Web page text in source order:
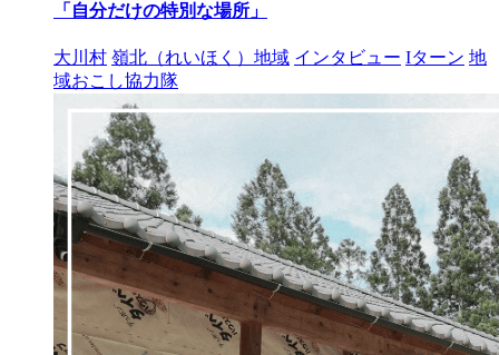
「自分だけの特別な場所」
大川村 嶺北（れいほく）地域 インタビュー Iターン 地
域おこし協力隊